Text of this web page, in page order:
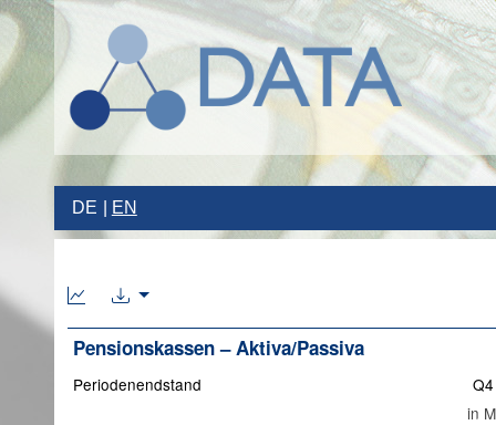
DE EN
Pensionskassen – Aktiva/Passiva
Periodenendstand
in